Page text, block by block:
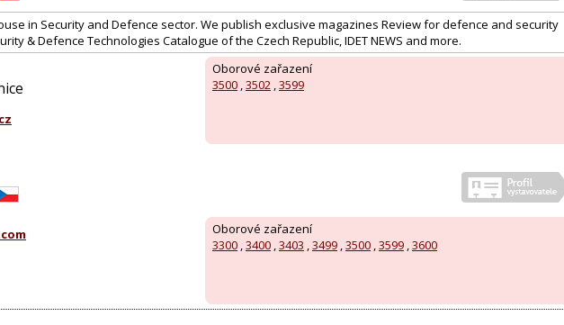
in Security and Defence sector. We publish exclusive magazines Review for defence and security
& Defence Technologies Catalogue of the Czech Republic, IDET NEWS and more.
Oborové zařazení
3500 ,3502 ,3599
Oborové zařazení
3300 ,3400 ,3403 ,3499 ,3500 ,3599 ,3600